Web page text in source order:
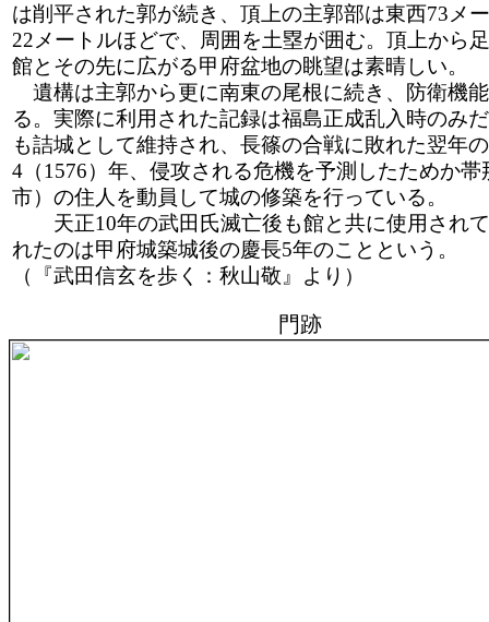
は削平された郭が続き、頂上の主郭部は東西73メ
22メートルほどで、周囲を土塁が囲む。頂上から
館とその先に広がる甲府盆地の眺望は素晴しい。
遺構は主郭から更に南東の尾根に続き、防衛機
る。実際に利用された記録は福島正成乱入時のみ
も詰城として維持され、長篠の合戦に敗れた翌年
4（1576）年、侵攻される危機を予測したためか帯
市）の住人を動員して城の修築を行っている。
天正10年の武田氏滅亡後も館と共に使用され
れたのは甲府城築城後の慶長5年のことという。
（『武田信玄を歩く：秋山敬』より）
門跡